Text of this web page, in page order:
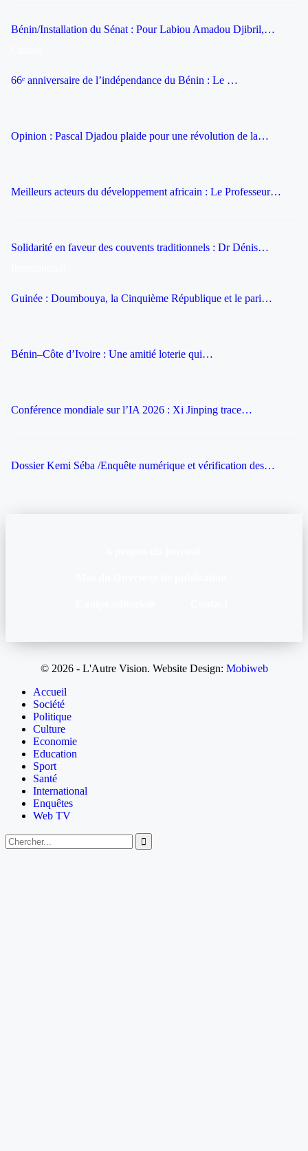
Bénin/Installation du Sénat : Pour Labiou Amadou Djibril,…
66ᵉ anniversaire de l’indépendance du Bénin : Le …
Opinion : Pascal Djadou plaide pour une révolution de la…
Meilleurs acteurs du développement africain : Le Professeur…
Solidarité en faveur des couvents traditionnels : Dr Dénis…
Guinée : Doumbouya, la Cinquième République et le pari…
Bénin–Côte d’Ivoire : Une amitié loterie qui…
Conférence mondiale sur l’IA 2026 : Xi Jinping trace…
Dossier Kemi Séba /Enquête numérique et vérification des…
© 2026 - L'Autre Vision. Website Design: Mobiweb
Accueil
Société
Politique
Culture
Economie
Education
Sport
Santé
International
Enquêtes
Web TV